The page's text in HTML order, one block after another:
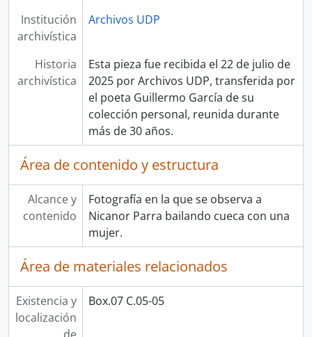
Institución
archivística
Archivos UDP
Historia
archivística
Esta pieza fue recibida el 22 de julio de
2025 por Archivos UDP, transferida por
el poeta Guillermo García de su
colección personal, reunida durante
más de 30 años.
Área de contenido y estructura
Alcance y
contenido
Fotografía en la que se observa a
Nicanor Parra bailando cueca con una
mujer.
Área de materiales relacionados
Existencia y
localización
Box.07 C.05-05